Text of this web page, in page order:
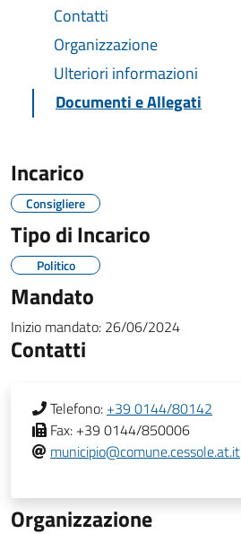
Contatti
Organizzazione
Ulteriori informazioni
Documenti e Allegati
Incarico
Consigliere
Tipo di Incarico
Politico
Mandato
Inizio mandato: 26/06/2024
Contatti
Telefono: +39 0144/80142
Fax: +39 0144/850006
municipio@comune.cessole.at.it
Organizzazione